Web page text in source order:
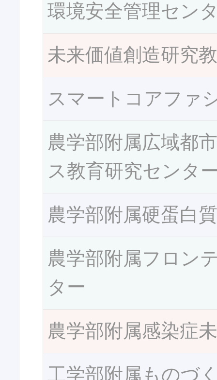
環境安全管理セン
未来価値創造研究
スマートコアファ
農学部附属広域都
ス教育研究センタ
農学部附属硬蛋白
農学部附属フロン
ター
農学部附属感染症
工学部附属ものづ